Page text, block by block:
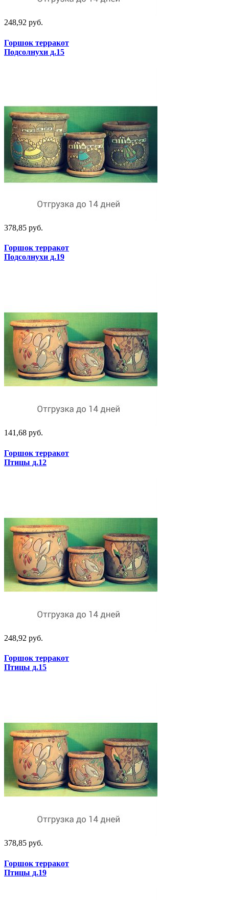
248,92 руб.
Горшок терракот
Подсолнухи д.15
378,85 руб.
Горшок терракот
Подсолнухи д.19
141,68 руб.
Горшок терракот
Птицы д.12
248,92 руб.
Горшок терракот
Птицы д.15
378,85 руб.
Горшок терракот
Птицы д.19